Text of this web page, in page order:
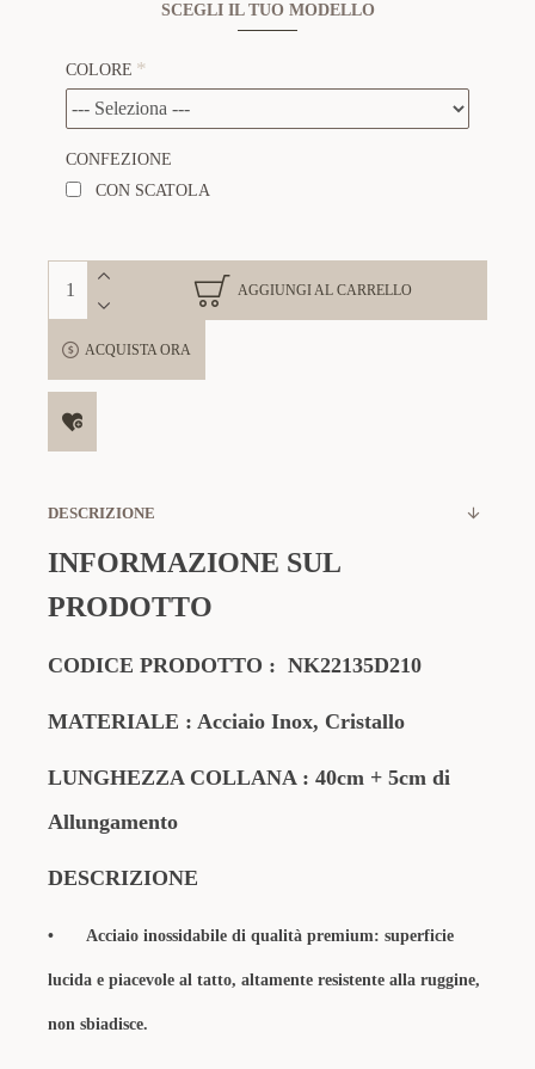
SCEGLI IL TUO MODELLO
COLORE
CONFEZIONE
CON SCATOLA
AGGIUNGI AL CARRELLO
ACQUISTA ORA
DESCRIZIONE
INFORMAZIONE SUL
PRODOTTO
CODICE PRODOTTO : NK22135D210
MATERIALE : Acciaio Inox, Cristallo
LUNGHEZZA COLLANA : 40cm + 5cm di
Allungamento
DESCRIZIONE
• Acciaio inossidabile di qualità premium: superficie
lucida e piacevole al tatto, altamente resistente alla ruggine,
non sbiadisce.